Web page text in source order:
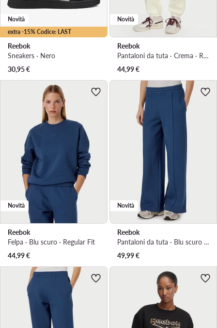
extra -15% Codice: LAST
Novità
Reebok
Sneakers · Nero
30,95€
Novità
Reebok
Pantaloni da tuta · Crema · Regular Fit
44,99€
Novità
Reebok
Felpa · Blu scuro · Regular Fit
44,99€
Novità
Reebok
Pantaloni da tuta · Blu scuro · Regular Fit
49,99€